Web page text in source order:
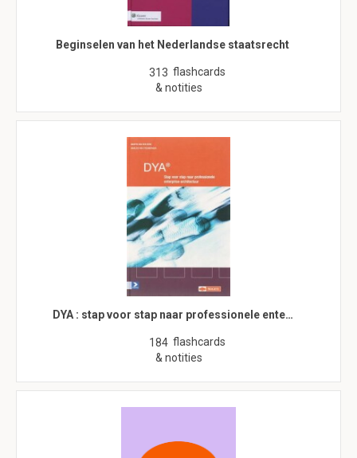
Beginselen van het Nederlandse staatsrecht
313 flashcards
& notities
DYA : stap voor stap naar professionele ente…
184 flashcards
& notities